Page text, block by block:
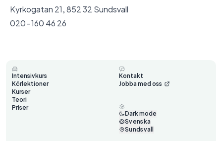
Kyrkogatan 21, 852 32 Sundsvall
020-160 46 26
Intensivkurs
Körlektioner
Kurser
Teori
Priser
Kontakt
Jobba med oss
Dark mode
Svenska
Sundsvall